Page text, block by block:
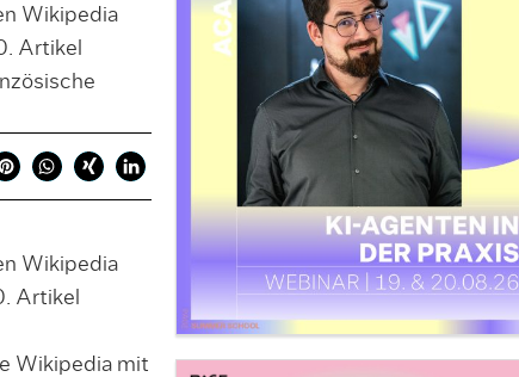
Wikipedia
Artikel
Wikipedia
Artikel
Wikipedia mit